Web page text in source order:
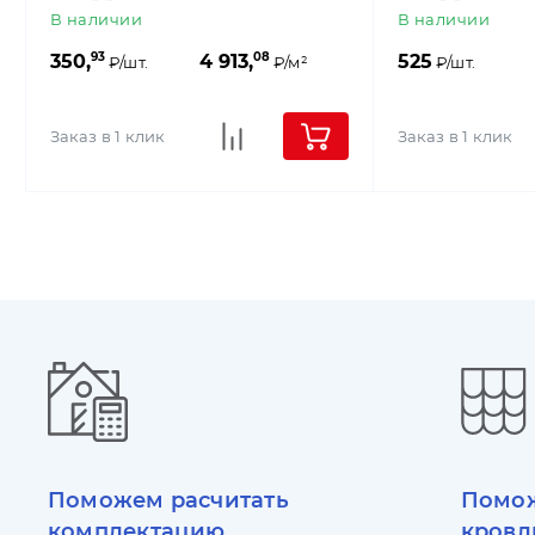
В наличии
350,93₽/шт. 4 913,08₽/м²
Заказ в 1 клик
В наличии
525 ₽/шт.
Заказ в 1 клик
Поможем расчитать